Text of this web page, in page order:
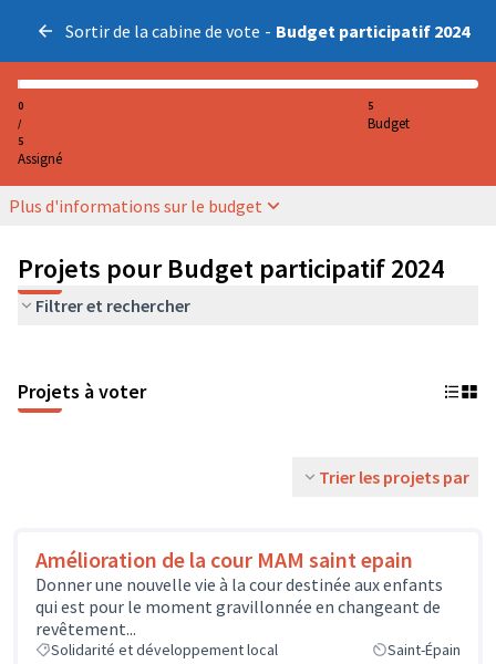
Sortir de la cabine de vote - Budget participatif 2024
0
/
5
Assigné
5
Budget
Plus d'informations sur le budget
Projets pour Budget participatif 2024
Filtrer et rechercher
Projets à voter
Trier les projets par
Amélioration de la cour MAM saint epain
Donner une nouvelle vie à la cour destinée aux enfants
qui est pour le moment gravillonnée en changeant de
revêtement...
Solidarité et développement local Saint-Épain